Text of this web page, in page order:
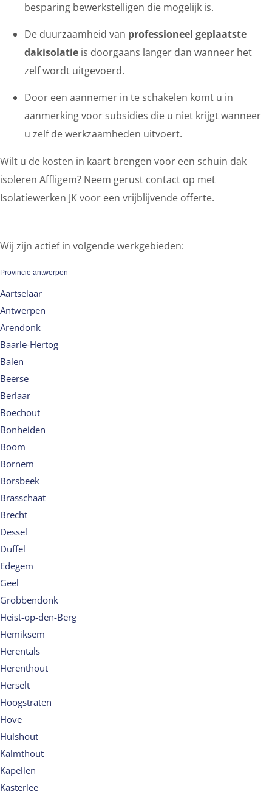
besparing bewerkstelligen die mogelijk is.
De duurzaamheid van professioneel geplaatste
dakisolatie is doorgaans langer dan wanneer het
zelf wordt uitgevoerd.
Door een aannemer in te schakelen komt u in
aanmerking voor subsidies die u niet krijgt wanneer
u zelf de werkzaamheden uitvoert.
Wilt u de kosten in kaart brengen voor een schuin dak
isoleren Affligem? Neem gerust contact op met
Isolatiewerken JK voor een vrijblijvende offerte.
Wij zijn actief in volgende werkgebieden:
Provincie antwerpen
Aartselaar
Antwerpen
Arendonk
Baarle-Hertog
Balen
Beerse
Berlaar
Boechout
Bonheiden
Boom
Bornem
Borsbeek
Brasschaat
Brecht
Dessel
Duffel
Edegem
Geel
Grobbendonk
Heist-op-den-Berg
Hemiksem
Herentals
Herenthout
Herselt
Hoogstraten
Hove
Hulshout
Kalmthout
Kapellen
Kasterlee